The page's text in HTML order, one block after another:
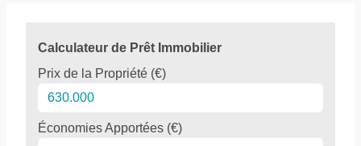
Calculateur de Prêt Immobilier
Prix de la Propriété (€)
Économies Apportées (€)